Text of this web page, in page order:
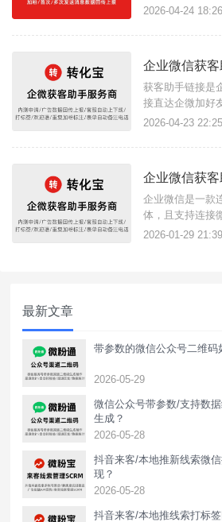
多个企微名片轮
启对话并自动备
宝三方获客助手
助手链接。{转
2026-04-24
获客助手链接是
接直达企微加好
路，在使用链接
广告目标客户，
告代投人员或商
宝}数据回传指
2026-04-23
企业微信是一款
体，且支持连接
信客服中向客户
2026-01-29
最新文章
带参数的微信公众号二维码
2026-05-29
微信公众号带参数/支持数
生成？
2026-05-28
抖音来客/本地推新线索微
现？
2026-05-28
抖音来客/本地推线索打标